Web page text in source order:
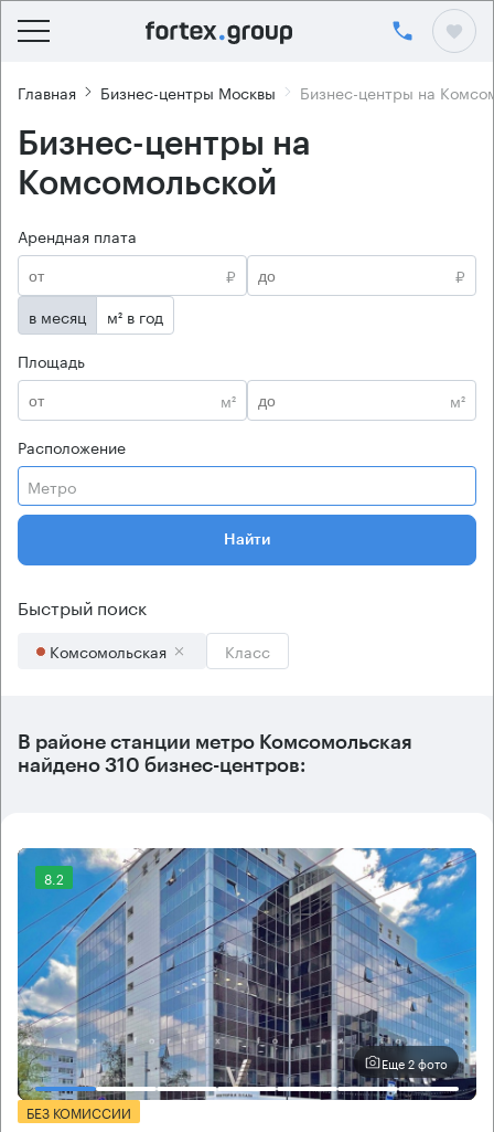
Главная Бизнес-центры Москвы Бизнес-центры на
Бизнес-центры на
Комсомольской
Арендная плата
₽
₽
в месяц
м² в год
Площадь
м²
м²
Расположение
Метро
Найти
Быстрый поиск
Комсомольская Класс
В районе станции метро Комсомольская
найдено 310 бизнес-центров:
8.2
Еще 2 фото
БЕЗ КОМИССИИ